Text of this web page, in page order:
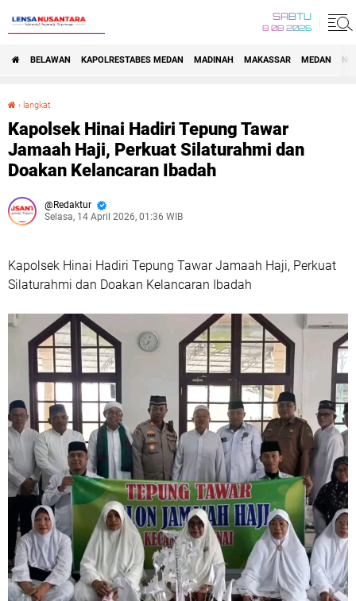
SABTU
8 08 2026
BELAWAN KAPOLRESTABES MEDAN MADINAH MAKASSAR MEDAN
› langkat
Kapolsek Hinai Hadiri Tepung Tawar
Jamaah Haji, Perkuat Silaturahmi dan
Doakan Kelancaran Ibadah
Redaktur
Selasa, 14 April 2026, 01:36 WIB
Kapolsek Hinai Hadiri Tepung Tawar Jamaah Haji, Perkuat
Silaturahmi dan Doakan Kelancaran Ibadah